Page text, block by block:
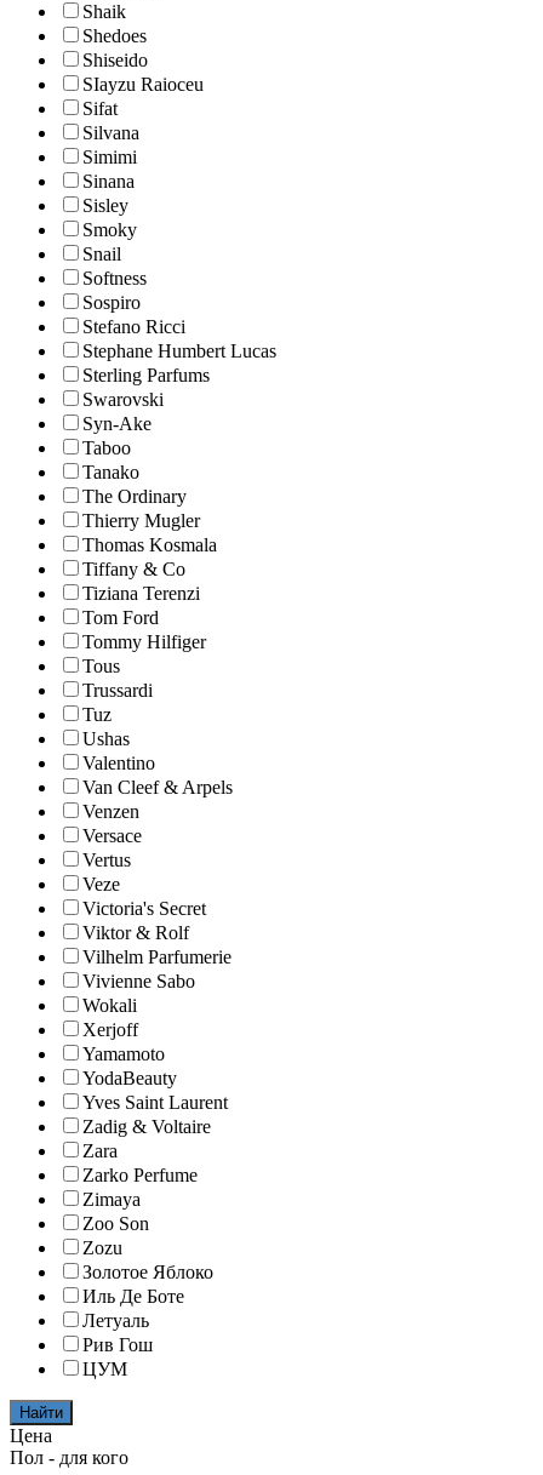
Shaik
Shedoes
Shiseido
SIayzu Raioceu
Sifat
Silvana
Simimi
Sinana
Sisley
Smoky
Snail
Softness
Sospiro
Stefano Ricci
Stephane Humbert Lucas
Sterling Parfums
Swarovski
Syn-Ake
Taboo
Tanako
The Ordinary
Thierry Mugler
Thomas Kosmala
Tiffany & Co
Tiziana Terenzi
Tom Ford
Tommy Hilfiger
Tous
Trussardi
Tuz
Ushas
Valentino
Van Cleef & Arpels
Venzen
Versace
Vertus
Veze
Victoria's Secret
Viktor & Rolf
Vilhelm Parfumerie
Vivienne Sabo
Wokali
Xerjoff
Yamamoto
YodaBeauty
Yves Saint Laurent
Zadig & Voltaire
Zara
Zarko Perfume
Zimaya
Zoo Son
Zozu
Золотое Яблоко
Иль Де Боте
Летуаль
Рив Гош
ЦУМ
Найти
Цена
Пол - для кого